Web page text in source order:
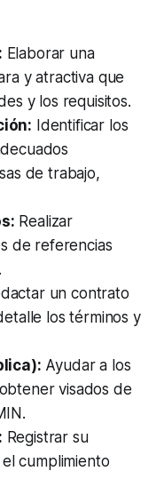
Elaborar una
y atractiva que
y los requisitos.
Identificar los
de trabajo,
Realizar
de referencias
un contrato
los términos y
Ayudar a los
visados de
Registrar su
cumplimiento